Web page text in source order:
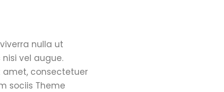
nulla ut
vel augue.
amet, consectetuer
sociis Theme